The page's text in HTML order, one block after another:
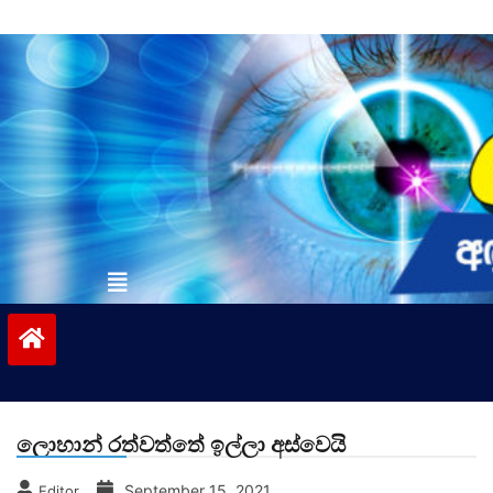
to
contentvinivida.lk
ලොහාන් රත්වත්තේ ඉල්ලා අස්වෙයි